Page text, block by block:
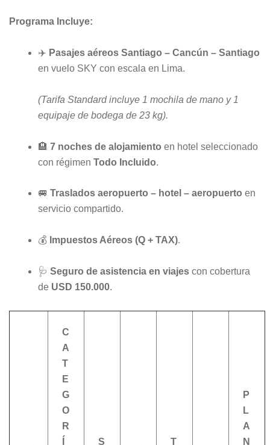
Programa Incluye:
✈️ Pasajes aéreos Santiago – Cancún – Santiago
en vuelo SKY con escala en Lima.
(Tarifa Standard incluye 1 mochila de mano y 1
equipaje de bodega de 23 kg).
🏨 7 noches de alojamiento en hotel seleccionado
con régimen Todo Incluido.
🚐 Traslados aeropuerto – hotel – aeropuerto en
servicio compartido.
💰 Impuestos Aéreos (Q + TAX).
🩺 Seguro de asistencia en viajes con cobertura
de USD 150.000.
C
A
T
E
G
O
R
S
T
P
L
A
N